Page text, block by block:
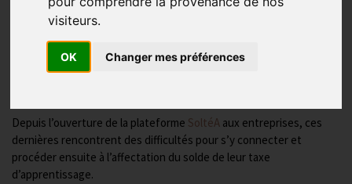
visiteurs.
OK Changer mes préférences
SoltéA
Actualité 2026
Depuis l’ouverture de la plateforme SoltéA aux entreprises, ces
dernières rencontrent des difficultés pour s’y connecter et
procéder ensuite à l’affectation du solde de leur taxe
d’apprentissage.